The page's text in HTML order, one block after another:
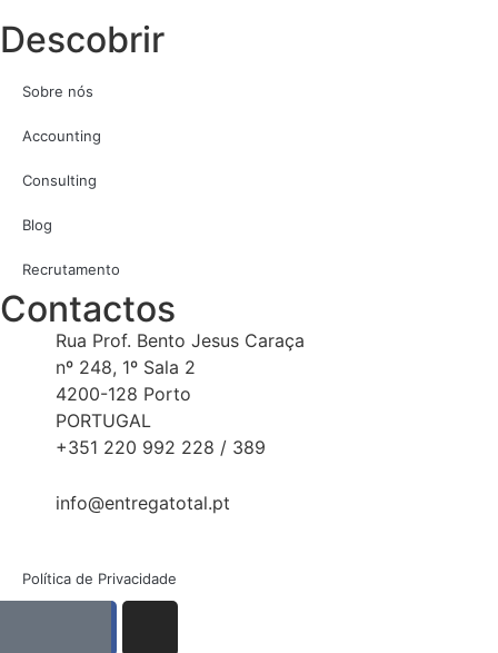
Descobrir
Sobre nós
Accounting
Consulting
Blog
Recrutamento
Contactos
Rua Prof. Bento Jesus Caraça
nº 248, 1º Sala 2
4200-128 Porto
PORTUGAL
+351 220 992 228 / 389
info@entregatotal.pt
Política de Privacidade